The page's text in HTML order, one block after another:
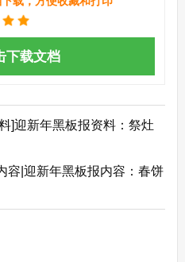
下载文档
]迎新年黑板报资料：祭灶
容|迎新年黑板报内容：春饼